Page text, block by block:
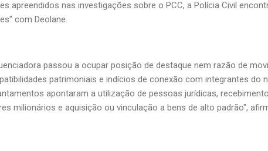
apreendidos nas investigações sobre o PCC, a Polícia Civil
com Deolane.
passou a ocupar posição de destaque nem razão de
patrimoniais e indícios de conexão com integrantes do
apontaram a utilização de pessoas jurídicas,
milionários e aquisição ou vinculação a bens de alto padrão",